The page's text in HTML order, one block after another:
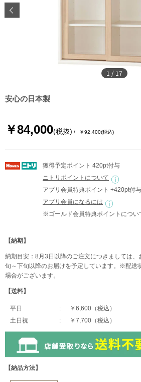
1 / 17
安心の日本製
￥84,000(税抜) ￥92,400(税込)
獲得予定ポイント 420pt付与
ニトリポイントについて
アプリ会員特典ポイント +420pt付与
アプリ会員になるには
※ゴールド会員特典ポイントについ
【納期】
納期目安：8月3日以降のご注文につきましては、
旬～下旬以降のお届けを予定しています。※配送
場合がございます。
【送料】
平日
￥6,600（税込）
土日祝
￥7,700（税込）
【納品方法】